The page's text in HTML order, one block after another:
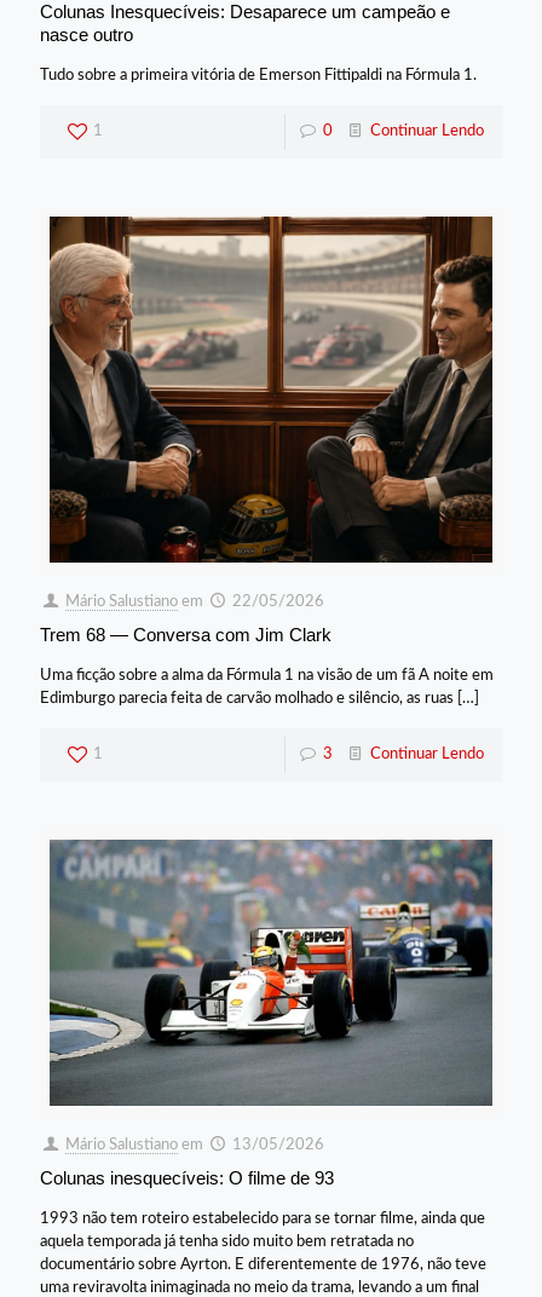
Colunas Inesquecíveis: Desaparece um campeão e
nasce outro
Tudo sobre a primeira vitória de Emerson Fittipaldi na Fórmula 1.
1 0 Continuar Lendo
Mário Salustiano em 22/05/2026
Trem 68 — Conversa com Jim Clark
Uma ficção sobre a alma da Fórmula 1 na visão de um fã A noite em
Edimburgo parecia feita de carvão molhado e silêncio, as ruas […]
1 3 Continuar Lendo
Mário Salustiano em 13/05/2026
Colunas inesquecíveis: O filme de 93
1993 não tem roteiro estabelecido para se tornar filme, ainda que
aquela temporada já tenha sido muito bem retratada no
documentário sobre Ayrton. E diferentemente de 1976, não teve
uma reviravolta inimaginada no meio da trama, levando a um final